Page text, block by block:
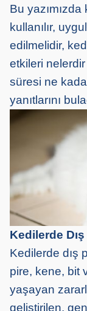
Bu yazımızda
kullanılır,
edilmelidir,
etkileri
süresi ne
yanıtlarını
Kedilerde
Kedilerde dış
pire, kene, bit
yaşayan
geliştirilen,